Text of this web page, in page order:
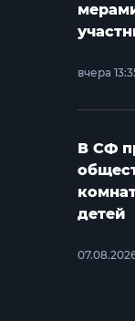
вчера
В СФ
детей